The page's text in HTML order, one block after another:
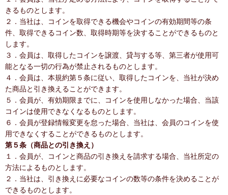
きるものとします。
２．当社は、コインを取得できる機会やコインの有効期間等の条
件、取得できるコイン数、取得時期等を決することができるものと
します。
３．会員は、取得したコインを譲渡、貸与する等、第三者が使用可
能となる一切の行為が禁止されるものとします。
４．会員は、本規約第５条に従い、取得したコインを、当社が決め
た商品と引き換えることができます。
５．会員が、有効期限までに、コインを使用しなかった場合、当該
コインは使用できなくなるものとします。
６．会員が登録情報変更を怠った場合、当社は、会員のコインを使
用できなくすることができるものとします。
第５条（商品との引き換え）
１．会員が、コインと商品の引き換えを請求する場合、当社所定の
方法によるものとします。
２．当社は、引き換えに必要なコインの数等の条件を決めることが
できるものとします。